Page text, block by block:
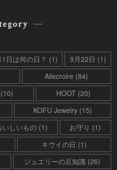
1日は何の日？ (1)
9月22日 (1)
Ailecroire (84)
HOOT (20)
KOFU Jewelry (15)
いしいもの (1)
お守り (1)
キウイの日 (1)
ジュエリーの豆知識 (26)